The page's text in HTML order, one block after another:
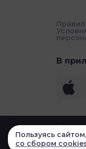
В
©
Пользуясь
со сбором